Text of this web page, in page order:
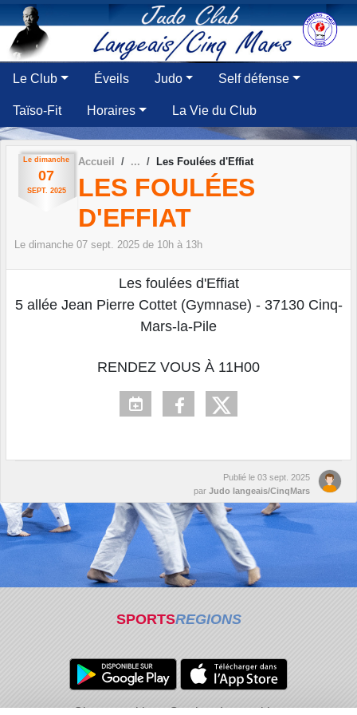
Le Club Éveils Judo Self défense
Taïso-Fit Horaires La Vie du Club
Le dimanche
07
SEPT. 2025
Accueil Les Foulées d'Effiat
LES FOULÉES
D'EFFIAT
Le dimanche 07 sept. 2025 de 10h à 13h
Les foulées d'Effiat
5 allée Jean Pierre Cottet (Gymnase) - 37130 Cinq-
Mars-la-Pile
RENDEZ VOUS À 11H00
Publié le 03 sept. 2025
par Judo langeais/CinqMars
SPORTSREGIONS
Charte cookies Gestion des cookies
Panneau de gestion des cookies